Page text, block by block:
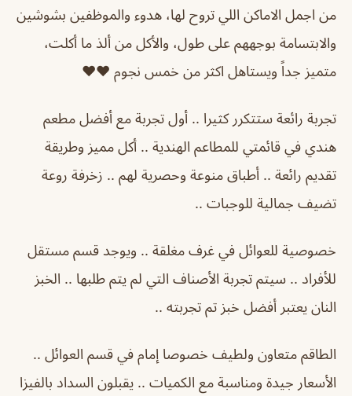
من اجمل الاماكن اللي تروح لها، هدوء والموظفين بشوشين
والابتسامة بوجههم على طول، والأكل من ألذ ما أكلت،
متميز جداً ويستاهل اكثر من خمس نجوم ❤️❤️
تجربة رائعة ستتكرر كثيرا .. أول تجربة مع أفضل مطعم
هندي في قائمتي للمطاعم الهندية .. أكل مميز وطريقة
تقديم رائعة .. أطباق منوعة وحصرية لهم .. زخرفة روعة
تضيف جمالية للوجبات ..
خصوصية للعوائل في غرف مغلقة .. ويوجد قسم مستقل
للأفراد .. سيتم تجربة الأصناف التي لم يتم طلبها .. الخبز
النان يعتبر أفضل خبز تم تجربته ..
الطاقم متعاون ولطيف خصوصا إمام في قسم العوائل ..
الأسعار جيدة ومناسبة مع الكميات .. يقبلون السداد بالفيزا